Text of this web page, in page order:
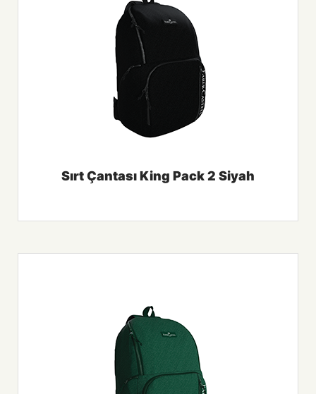
Sırt Çantası King Pack 2 Siyah